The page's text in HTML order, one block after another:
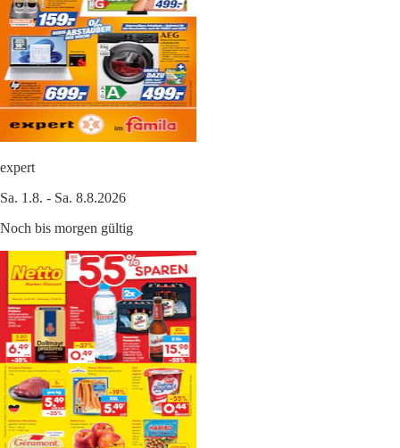
expert
Sa. 1.8. - Sa. 8.8.2026
Noch bis morgen gültig